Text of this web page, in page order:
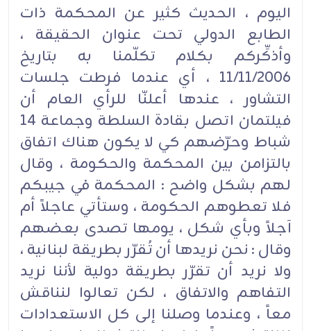
اليوم ، الحديث كثير عن المحكمة ذات
الطابع الدولي تحت عنوان الحقيقة ،
وأذكِّركم بكلام تكلّمنا به بتاريخ
11/11/2006 ، أي عندما فرطت جلسات
التشاور ، عندها أعلنّا للرأي العام أن
فيلتمان اتصل بقادة السلطة وجماعة 14
شباط وحرّضهم كي لا يكون هناك اتفاق
بالتزامن بين المحكمة والحكومة ، وقال
لهم بشكل واضح : المحكمة في جيبكم
فلا تعطوهم الحكومة ، وستأتي عاجلاً أم
آجلاً وبأي شكل ، يومها تصدى بعضهم
وقال : نحن نريدها أن تُقرّر بطريقة لبنانية ،
ولا نريد أن تقرّر بطريقة دولية لأننا نريد
التفاهم والاتفاق ، لكن تعالوا لنناقش
معاً ، وعندما وصلنا إلى كل الاستعدادات